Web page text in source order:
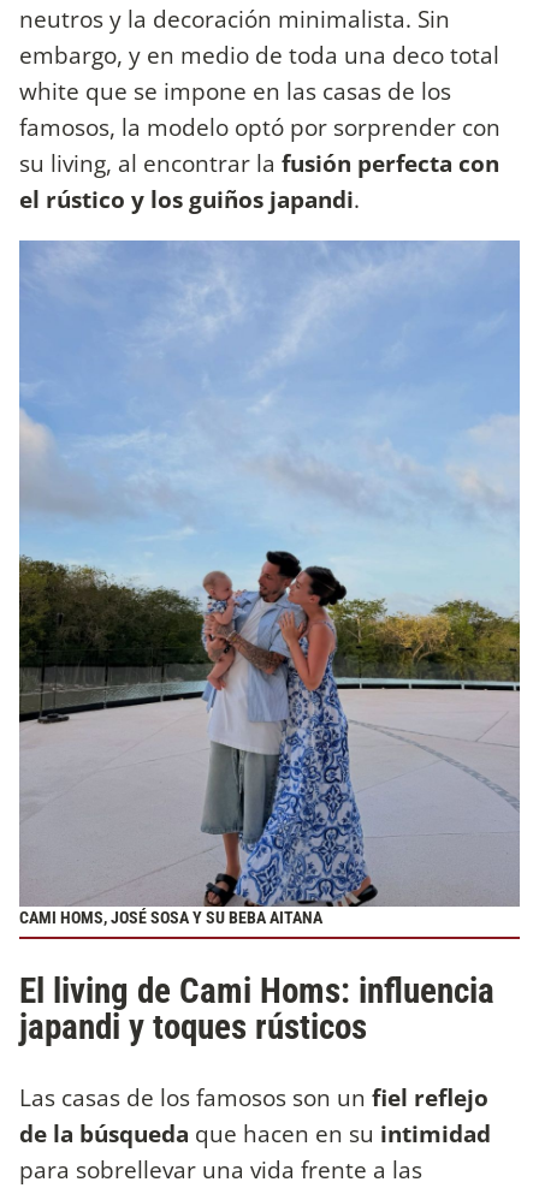
neutros y la decoración minimalista. Sin
embargo, y en medio de toda una deco total
white que se impone en las casas de los
famosos, la modelo optó por sorprender con
su living, al encontrar la fusión perfecta con
el rústico y los guiños japandi.
CAMI HOMS, JOSÉ SOSA Y SU BEBA AITANA
El living de Cami Homs: influencia
japandi y toques rústicos
Las casas de los famosos son un fiel reflejo
de la búsqueda que hacen en su intimidad
para sobrellevar una vida frente a las